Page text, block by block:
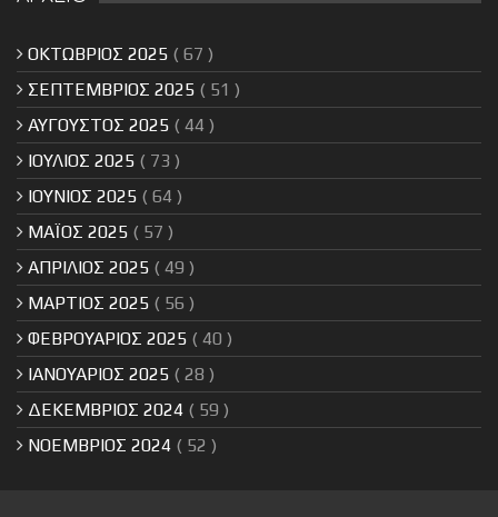
ΟΚΤΩΒΡΙΟΣ 2025 ( 67 )
ΣΕΠΤΕΜΒΡΙΟΣ 2025 ( 51 )
ΑΥΓΟΥΣΤΟΣ 2025 ( 44 )
ΙΟΥΛΙΟΣ 2025 ( 73 )
ΙΟΥΝΙΟΣ 2025 ( 64 )
ΜΑΪΟΣ 2025 ( 57 )
ΑΠΡΙΛΙΟΣ 2025 ( 49 )
ΜΑΡΤΙΟΣ 2025 ( 56 )
ΦΕΒΡΟΥΑΡΙΟΣ 2025 ( 40 )
ΙΑΝΟΥΑΡΙΟΣ 2025 ( 28 )
ΔΕΚΕΜΒΡΙΟΣ 2024 ( 59 )
ΝΟΕΜΒΡΙΟΣ 2024 ( 52 )